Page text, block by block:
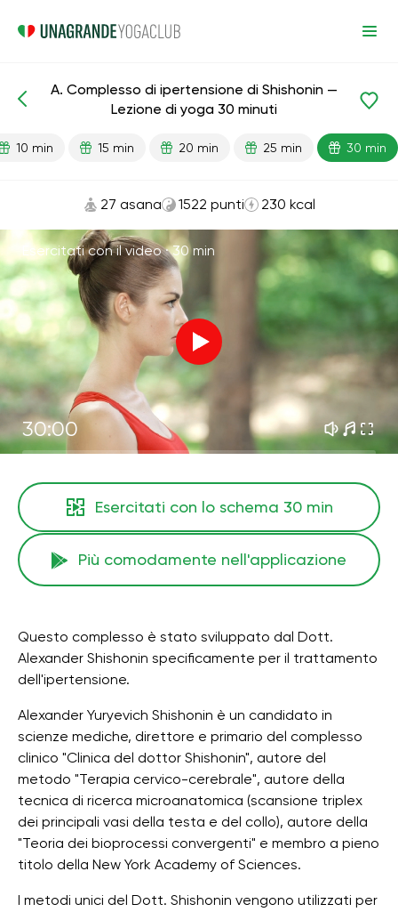
Lezioni pronte Pressione
A. Complesso di ipertensione di Shishonin —
Lezione di yoga 30 minuti
10 min 15 min 20 min 25 min 30 min
27 asana 1522 punti 230 kcal
Esercitati con il video ·30 min
30:00
Esercitati con lo schema 30 min
Più comodamente nell'applicazione
Questo complesso è stato sviluppato dal Dott.
Alexander Shishonin specificamente per il trattamento
dell'ipertensione.
Alexander Yuryevich Shishonin è un candidato in
scienze mediche, direttore e primario del complesso
clinico "Clinica del dottor Shishonin", autore del
metodo "Terapia cervico-cerebrale", autore della
tecnica di ricerca microanatomica (scansione triplex
dei principali vasi della testa e del collo), autore della
"Teoria dei bioprocessi convergenti" e membro a pieno
titolo della New York Academy of Sciences.
I metodi unici del Dott. Shishonin vengono utilizzati per